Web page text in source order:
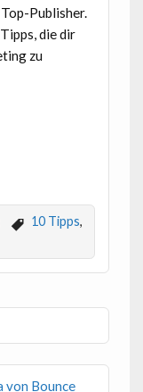
Publisher.
die dir
zu
10 Tipps,
von Bounce